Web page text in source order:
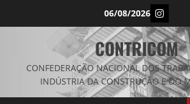
06/08/2026
CONTRICOM
CONFEDERAÇÃO NACIONAL DOS
INDÚSTRIA DA CONSTRUÇÃO E DO